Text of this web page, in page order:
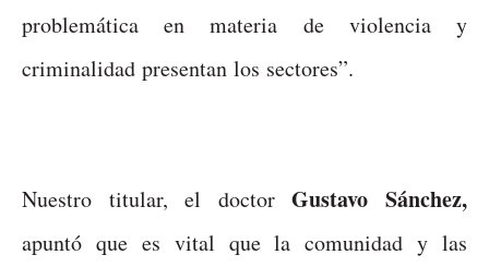
problemática en materia de violencia y
criminalidad presentan los sectores”.
Nuestro titular, el doctorGustavo Sánchez,
apuntó que es vital que la comunidad y las